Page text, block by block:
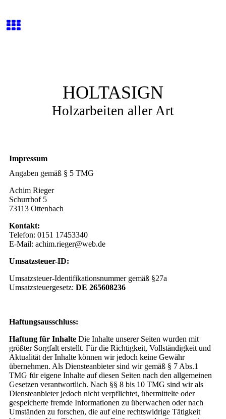
HOLTASIGN
Holzarbeiten aller Art
Impressum
Angaben gemäß § 5 TMG
Achim Rieger
Schurrhof 5
73113 Ottenbach
Kontakt:
Telefon: 0151 17453340
E-Mail: achim.rieger@web.de
Umsatzsteuer-ID:
Umsatzsteuer-Identifikationsnummer gemäß §27a
Umsatzsteuergesetz: DE 265608236
Haftungsausschluss:
Haftung für InhalteDie Inhalte unserer Seiten wurden mit
größter Sorgfalt erstellt. Für die Richtigkeit, Vollständigkeit und
Aktualität der Inhalte können wir jedoch keine Gewähr
übernehmen. Als Diensteanbieter sind wir gemäß § 7 Abs.1
TMG für eigene Inhalte auf diesen Seiten nach den allgemeinen
Gesetzen verantwortlich. Nach §§ 8 bis 10 TMG sind wir als
Diensteanbieter jedoch nicht verpflichtet, übermittelte oder
gespeicherte fremde Informationen zu überwachen oder nach
Umständen zu forschen, die auf eine rechtswidrige Tätigkeit